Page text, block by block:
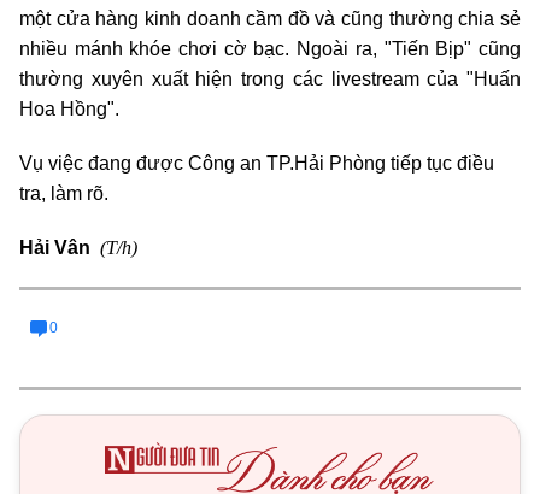
một cửa hàng kinh doanh cầm đồ và cũng thường chia sẻ
nhiều mánh khóe chơi cờ bạc. Ngoài ra, "Tiến Bịp" cũng
thường xuyên xuất hiện trong các livestream của "Huấn
Hoa Hồng".
Vụ việc đang được Công an TP.Hải Phòng tiếp tục điều
tra, làm rõ.
Hải Vân (T/h)
0